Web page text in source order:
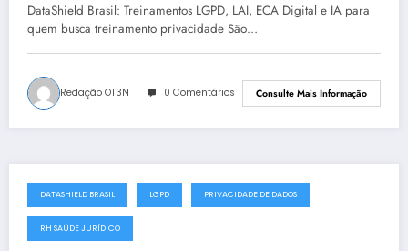
DataShield Brasil: Treinamentos LGPD, LAI, ECA Digital e IA para
quem busca treinamento privacidade São…
Redação OT3N 0 Comentários Consulte Mais Informação
julho 19, 2025
DATASHIELD BRASIL LGPD PRIVACIDADE DE DADOS
RH SAÚDE JURÍDICO